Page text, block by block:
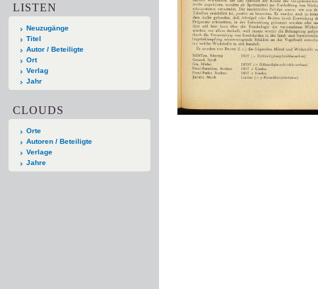
LISTEN
Neuzugänge
Titel
Autor / Beteiligte
Ort
Verlag
Jahr
CLOUDS
Orte
Autoren / Beteiligte
Verlage
Jahre